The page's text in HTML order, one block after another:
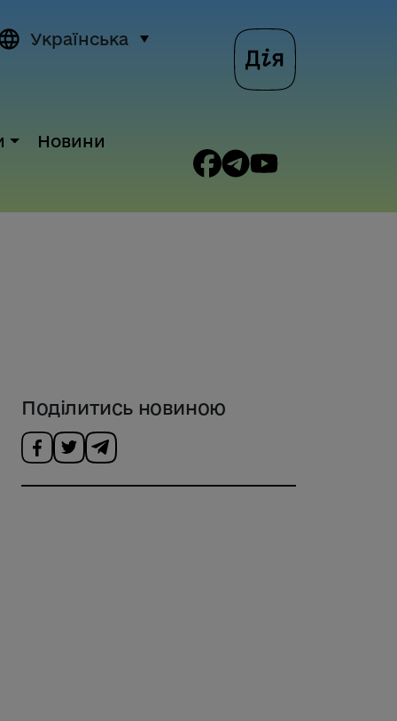
Українська
Новини
Поділитись новиною